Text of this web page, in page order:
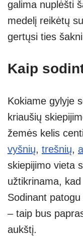
galima nuplėšti
medelį reikėtų
gertųsi ties
Kaip
Kokiame gylyje
kriaušių
žemės kelis
vyšnių, trešnių,
skiepijimo vieta
užtikrinama,
Sodinant
– taip bus
aukštį.